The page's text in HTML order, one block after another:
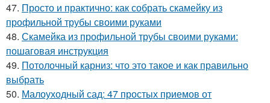
47. Просто и практично: как собрать скамейку из
профильной трубы своими руками
48. Скамейка из профильной трубы своими руками:
пошаговая инструкция
49. Потолочный карниз: что это такое и как правильно
выбрать
50. Малоуходный сад: 47 простых приемов от